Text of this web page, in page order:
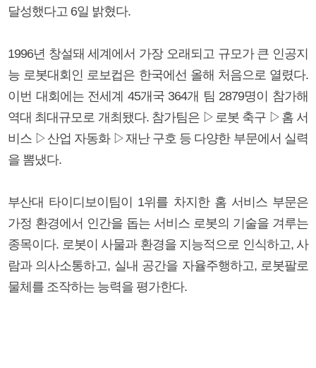
달성했다고 6일 밝혔다.
1996년 창설돼 세계에서 가장 오래되고 규모가 큰 인공지
능 로봇대회인 로보컵은 한국에선 올해 처음으로 열렸다.
이번 대회에는 전세계 45개국 364개 팀 2879명이 참가해
역대 최대규모로 개최됐다. 참가팀은 ▷로봇 축구 ▷홈 서
비스 ▷산업 자동화 ▷재난 구호 등 다양한 부문에서 실력
을 뽐냈다.
부산대 타이디보이팀이 1위를 차지한 홈 서비스 부문은
가정 환경에서 인간을 돕는 서비스 로봇의 기술을 겨루는
종목이다. 로봇이 사물과 환경을 지능적으로 인식하고, 사
람과 의사소통하고, 실내 공간을 자율주행하고, 로봇팔로
물체를 조작하는 능력을 평가한다.